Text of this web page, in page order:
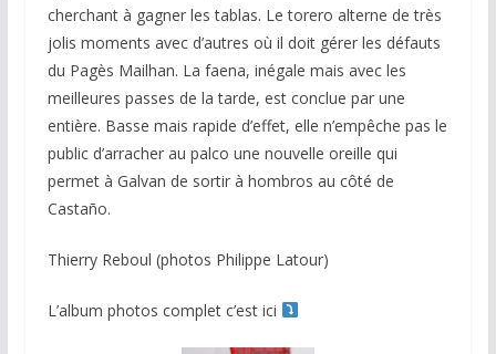
cherchant à gagner les tablas. Le torero alterne de très
jolis moments avec d’autres où il doit gérer les défauts
du Pagès Mailhan. La faena, inégale mais avec les
meilleures passes de la tarde, est conclue par une
entière. Basse mais rapide d’effet, elle n’empêche pas le
public d’arracher au palco une nouvelle oreille qui
permet à Galvan de sortir à hombros au côté de
Castaño.
Thierry Reboul (photos Philippe Latour)
L’album photos complet c’est ici